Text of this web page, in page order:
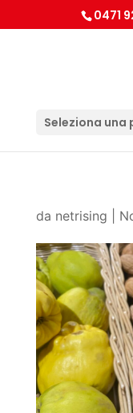
0471
Seleziona una
da netrising